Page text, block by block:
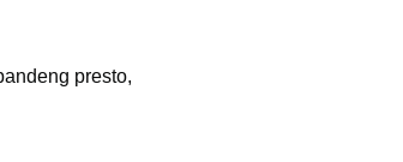
presto,